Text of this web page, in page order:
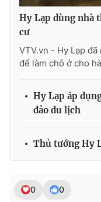
VTV Money
VTV Sức khoẻ
Thị trường 24h
Liên hệ tòa soạn
Hy Lạp dùng nhà
cư
VTV.vn - Hy Lạp
để làm chỗ ở cho
Hy Lạp áp
đảo du lịch
Thủ tướng Hy
0 0